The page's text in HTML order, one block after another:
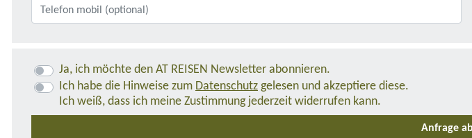
Ja, ich möchte den AT REISEN Newsletter abonnieren.
Ich habe die Hinweise zum Datenschutz gelesen und akzeptiere diese.
Ich weiß, dass ich meine Zustimmung jederzeit widerrufen kann.